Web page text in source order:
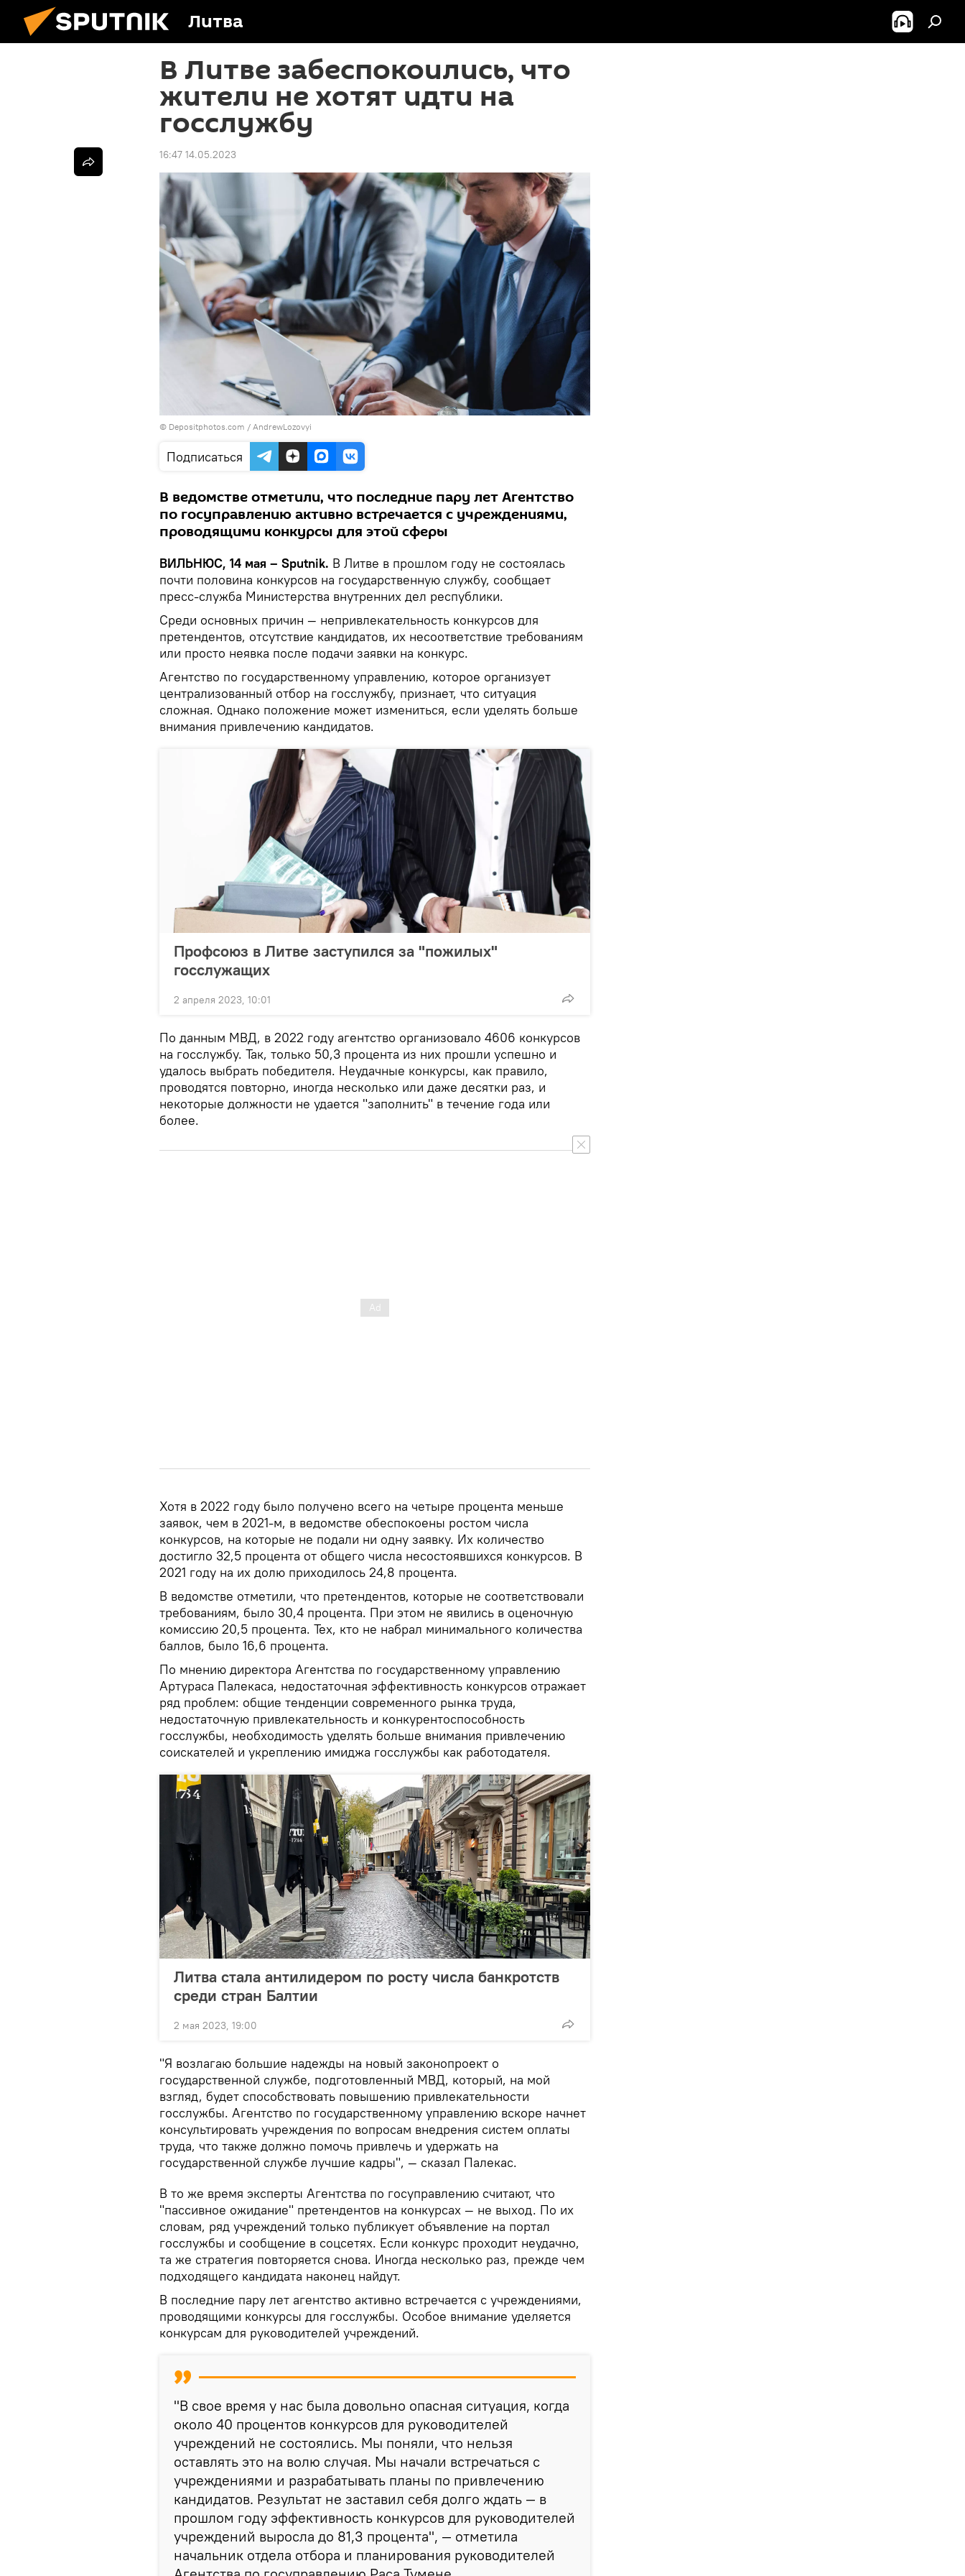
Литва
В Литве забеспокоились, что
жители не хотят идти на
госслужбу
16:47 14.05.2023
© Depositphotos.com / AndrewLozovyi
Подписаться
В ведомстве отметили, что последние пару лет Агентство
по госуправлению активно встречается с учреждениями,
проводящими конкурсы для этой сферы
ВИЛЬНЮС, 14 мая – Sputnik. В Литве в прошлом году не состоялась
почти половина конкурсов на государственную службу, сообщает
пресс-служба Министерства внутренних дел республики.
Среди основных причин — непривлекательность конкурсов для
претендентов, отсутствие кандидатов, их несоответствие требованиям
или просто неявка после подачи заявки на конкурс.
Агентство по государственному управлению, которое организует
централизованный отбор на госслужбу, признает, что ситуация
сложная. Однако положение может измениться, если уделять больше
внимания привлечению кандидатов.
Профсоюз в Литве заступился за "пожилых"
госслужащих
2 апреля 2023, 10:01
По данным МВД, в 2022 году агентство организовало 4606 конкурсов
на госслужбу. Так, только 50,3 процента из них прошли успешно и
удалось выбрать победителя. Неудачные конкурсы, как правило,
проводятся повторно, иногда несколько или даже десятки раз, и
некоторые должности не удается "заполнить" в течение года или
более.
Хотя в 2022 году было получено всего на четыре процента меньше
заявок, чем в 2021-м, в ведомстве обеспокоены ростом числа
конкурсов, на которые не подали ни одну заявку. Их количество
достигло 32,5 процента от общего числа несостоявшихся конкурсов. В
2021 году на их долю приходилось 24,8 процента.
В ведомстве отметили, что претендентов, которые не соответствовали
требованиям, было 30,4 процента. При этом не явились в оценочную
комиссию 20,5 процента. Тех, кто не набрал минимального количества
баллов, было 16,6 процента.
По мнению директора Агентства по государственному управлению
Артураса Палекаса, недостаточная эффективность конкурсов отражает
ряд проблем: общие тенденции современного рынка труда,
недостаточную привлекательность и конкурентоспособность
госслужбы, необходимость уделять больше внимания привлечению
соискателей и укреплению имиджа госслужбы как работодателя.
Литва стала антилидером по росту числа банкротств
среди стран Балтии
2 мая 2023, 19:00
"Я возлагаю большие надежды на новый законопроект о
государственной службе, подготовленный МВД, который, на мой
взгляд, будет способствовать повышению привлекательности
госслужбы. Агентство по государственному управлению вскоре начнет
консультировать учреждения по вопросам внедрения систем оплаты
труда, что также должно помочь привлечь и удержать на
государственной службе лучшие кадры", — сказал Палекас.
В то же время эксперты Агентства по госуправлению считают, что
"пассивное ожидание" претендентов на конкурсах — не выход. По их
словам, ряд учреждений только публикует объявление на портал
госслужбы и сообщение в соцсетях. Если конкурс проходит неудачно,
та же стратегия повторяется снова. Иногда несколько раз, прежде чем
подходящего кандидата наконец найдут.
В последние пару лет агентство активно встречается с учреждениями,
проводящими конкурсы для госслужбы. Особое внимание уделяется
конкурсам для руководителей учреждений.
"В свое время у нас была довольно опасная ситуация, когда
около 40 процентов конкурсов для руководителей
учреждений не состоялись. Мы поняли, что нельзя
оставлять это на волю случая. Мы начали встречаться с
учреждениями и разрабатывать планы по привлечению
кандидатов. Результат не заставил себя долго ждать — в
прошлом году эффективность конкурсов для руководителей
учреждений выросла до 81,3 процента", — отметила
начальник отдела отбора и планирования руководителей